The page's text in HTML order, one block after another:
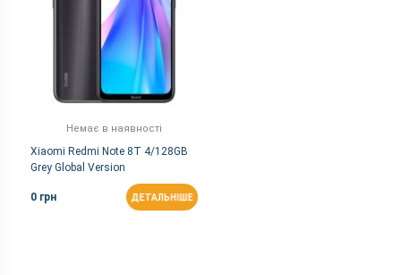
Немає в наявності
Xiaomi Redmi Note 8T 4/128GB
Grey Global Version
0 грн ДЕТАЛЬНІШЕ